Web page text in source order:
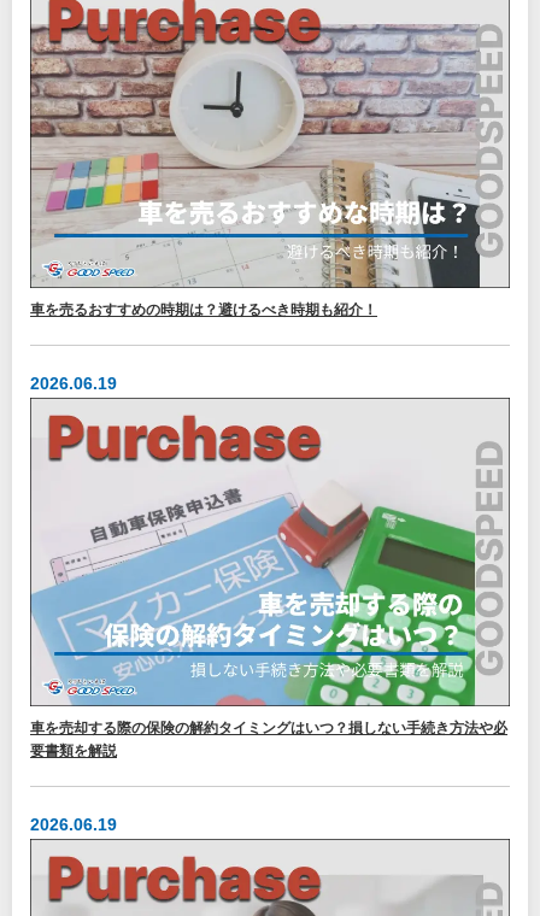
車を売るおすすめの時期は？避けるべき時期も紹介！
2026.06.19
車を売却する際の保険の解約タイミングはいつ？損しない手続き方法や必
要書類を解説
2026.06.19